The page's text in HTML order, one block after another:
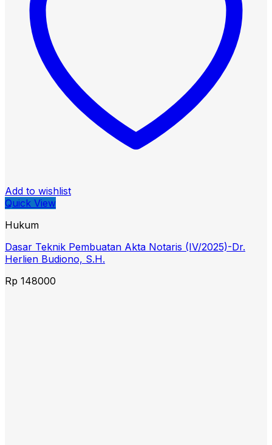
Add to wishlist
Quick View
Hukum
Dasar Teknik Pembuatan Akta Notaris (IV/2025)-Dr.
Herlien Budiono, S.H.
Rp 148000